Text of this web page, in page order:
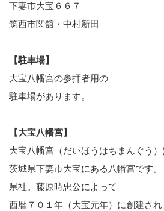
下妻市大宝６６７
筑西市関舘・中村新田
【駐車場】
大宝八幡宮の参拝者用の
駐車場があります。
【大宝八幡宮】
大宝八幡宮（だいほうはちまんぐう）
茨城県下妻市大宝にある八幡宮です。
県社。藤原時忠公によって
西暦７０１年（大宝元年）に創建され